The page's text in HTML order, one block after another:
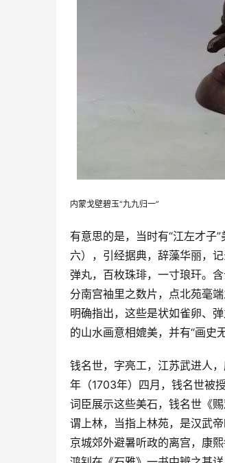
内蒙戈壁碧玉“九九归一”
有意思的是，当时有“江左才子
六），引经据典，辞藻华丽，
弹丸，百枚珠琲，一寸琅玕。
分南宫袖里之数片，点北苑毫
明确指出，这些是状如雀卵、
的山水画意相媲美，并有“画史
钱名世，字亮工，江苏武进人
年（1703年）四月，钱名世被
词臣展示这些美石，钱名世《
谓上林，当指上林苑，是汉武
京城郊外避暑听政的离宫，康